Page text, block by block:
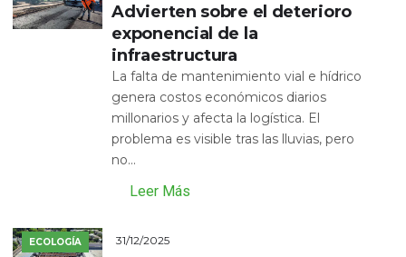
Advierten sobre el deterioro
exponencial de la
infraestructura
La falta de mantenimiento vial e hídrico
genera costos económicos diarios
millonarios y afecta la logística. El
problema es visible tras las lluvias, pero
no...
Leer Más
ECOLOGÍA 31/12/2025